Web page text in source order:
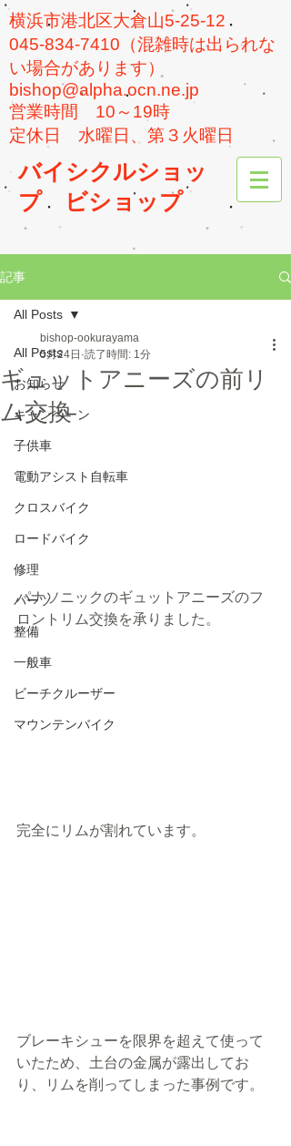
横浜市港北区大倉山5-25-12
045-834-7410（混雑時は出られな
い場合があります）
bishop@alpha.ocn.ne.jp
​営業時間 10～19時
​定休日 水曜日、第３火曜日
バイシクルショッ
プ
ビショップ
記事
All Posts
お知らせ
キャンペーン
子供車
電動アシスト自転車
クロスバイク
ロードバイク
修理
パーツ
整備
一般車
ビーチクルーザー
マウンテンバイク
All Posts
ギュットアニーズの前リ
ム交換
bishop-ookurayama
5月24日 読了時間: 1分
パナソニックのギュットアニーズのフ
ロントリム交換を承りました。
完全にリムが割れています。
ブレーキシューを限界を超えて使って
いたため、土台の金属が露出してお
り、リムを削ってしまった事例です。